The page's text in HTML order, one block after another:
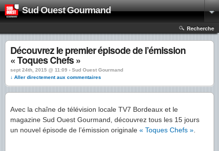
Sud Ouest Gourmand
Recherche
Découvrez le premier épisode de l’émission
« Toques Chefs »
sept 24th, 2015 @ 11:09 › Sud Ouest Gourmand
↓ Aller directement aux commentaires
Avec la chaîne de télévision locale TV7 Bordeaux et le
magazine Sud Ouest Gourmand, découvrez tous les 15 jours
un nouvel épisode de l’émission originale « Toques Chefs »